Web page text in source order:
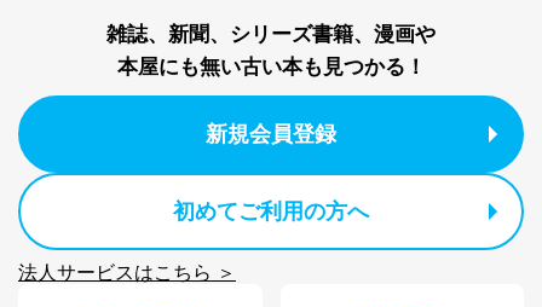
個人情報の取扱いについて
１．個人情報保護管理者
当社は以下の個人情報保護管理者を設置し、個人情報保
代表取締役会長 西野 伸一郎
雑誌、新聞、シリーズ書籍、漫画や
本屋にも無い古い本も見つかる！
新規会員登録
初めてご利用の方へ
法人サービスはこちら ＞